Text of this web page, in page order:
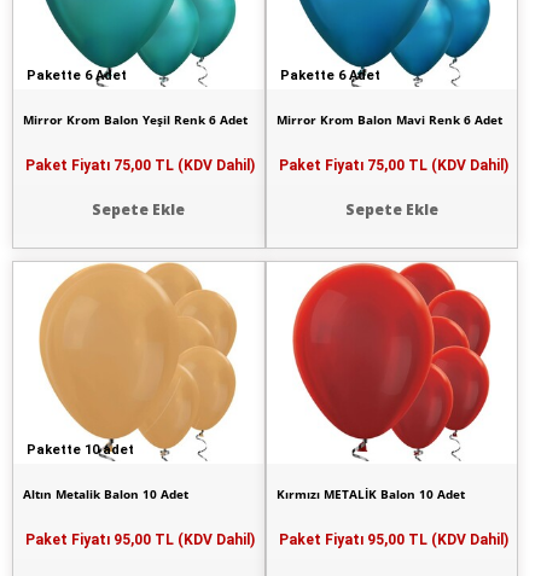
Pakette 6 Adet
Mirror Krom Balon Yeşil Renk 6 Adet
Paket Fiyatı 75,00 TL (KDV Dahil)
Sepete Ekle
Pakette 6 Adet
Mirror Krom Balon Mavi Renk 6 Adet
Paket Fiyatı 75,00 TL (KDV Dahil)
Sepete Ekle
Pakette 10 adet
Altın Metalik Balon 10 Adet
Paket Fiyatı 95,00 TL (KDV Dahil)
Kırmızı METALİK Balon 10 Adet
Paket Fiyatı 95,00 TL (KDV Dahil)